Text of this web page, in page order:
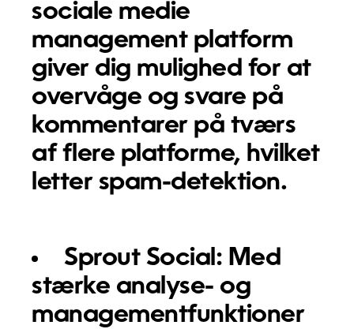
sociale medie
management platform
giver dig mulighed for at
overvåge og svare på
kommentarer på tværs
af flere platforme, hvilket
letter spam-detektion.
Sprout Social: Med
stærke analyse- og
managementfunktioner